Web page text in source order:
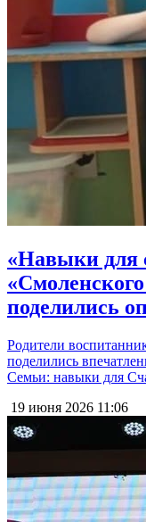
«Навыки для
«Смоленского
поделились
Родители
поделились
Семьи: навыки для
19 июня 2026 11:06